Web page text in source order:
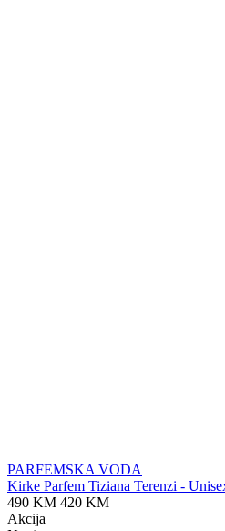
PARFEMSKA VODA
Kirke Parfem Tiziana Terenzi -
490 KM 420 KM
Akcija